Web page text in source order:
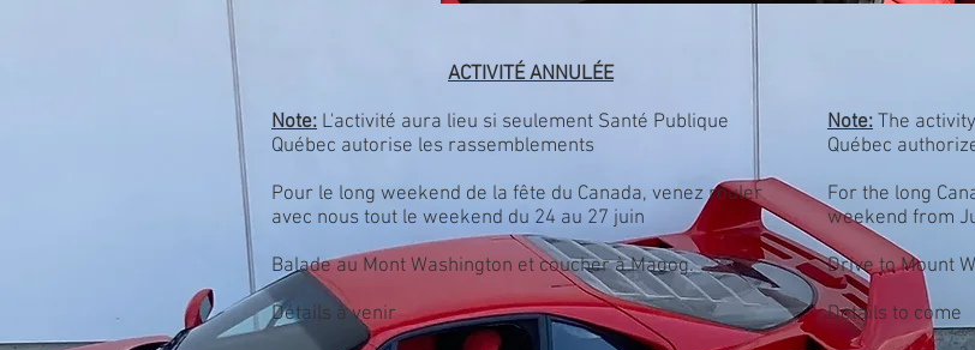
ACTIVITÉ ANNULÉE
Note: L'activité aura lieu si seulement Santé Publique
Québec autorise les rassemblements
Pour le long weekend de la fête du Canada, venez rouler
avec nous tout le weekend du 24 au 27 juin
Balade au Mont Washington et coucher à Magog.
Détails à venir
Note: The
Québec
For the long
weekend from
Drive to Mount
Details to come